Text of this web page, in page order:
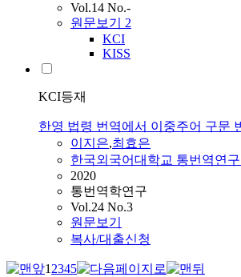
Vol.14 No.-
원문보기 2
KCI
KISS
KCI등재
한영 법령 번역에서 이중주어 구문
이지은,최효은
한국외국어대학교 통번역연
2020
통번역학연구
Vol.24 No.3
원문보기
복사/대출신청
12345